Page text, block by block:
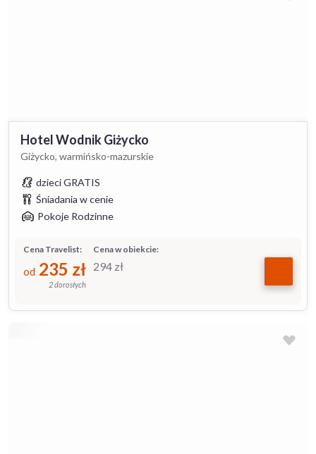
Hotel Wodnik Giżycko
Giżycko, warmińsko-mazurskie
dzieci GRATIS
Śniadania w cenie
Pokoje Rodzinne
Cena w obiekcie:
294 zł
Cena Travelist:
od 235 zł
2 dorosłych